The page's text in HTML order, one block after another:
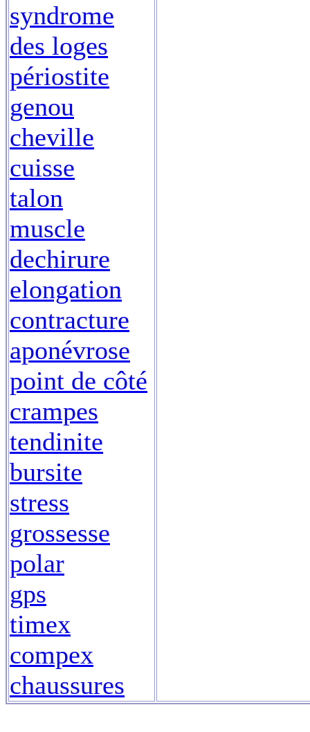
syndrome
des loges
périostite
genou
cheville
cuisse
talon
muscle
dechirure
elongation
contracture
aponévrose
point de côté
crampes
tendinite
bursite
stress
grossesse
polar
gps
timex
compex
chaussures